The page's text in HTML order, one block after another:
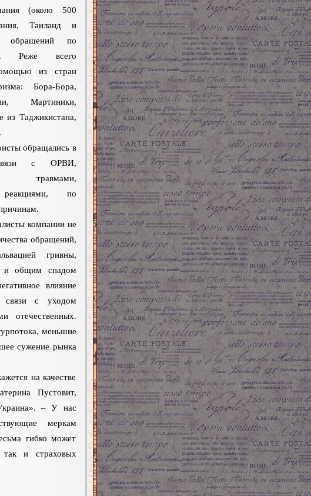
(около 500
Таиланд и
обращений по
Реже всего
из стран
Бора-Бора,
Мартиники,
из Таджикистана,
обращались в
с ОРВИ,
травмами,
реакциями, по
компании не
обращений,
гривны,
и общим спадом
влияние
связи с уходом
отечественных.
меньшие
сужение рынка
на качестве
Пустовит,
– У нас
меркам
гибко может
так и страховых